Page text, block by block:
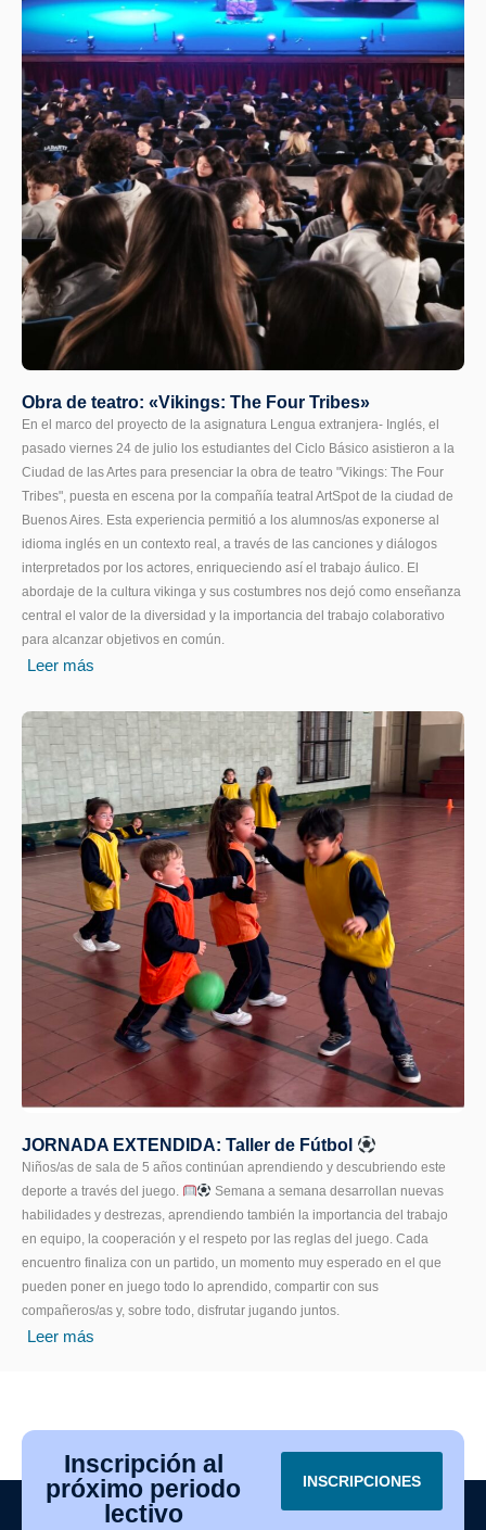
Obra de teatro: «Vikings: The Four Tribes»
En el marco del proyecto de la asignatura Lengua extranjera- Inglés, el
pasado viernes 24 de julio los estudiantes del Ciclo Básico asistieron a la
Ciudad de las Artes para presenciar la obra de teatro "Vikings: The Four
Tribes", puesta en escena por la compañía teatral ArtSpot de la ciudad de
Buenos Aires. Esta experiencia permitió a los alumnos/as exponerse al
idioma inglés en un contexto real, a través de las canciones y diálogos
interpretados por los actores, enriqueciendo así el trabajo áulico. El
abordaje de la cultura vikinga y sus costumbres nos dejó como enseñanza
central el valor de la diversidad y la importancia del trabajo colaborativo
para alcanzar objetivos en común.
Leer más
JORNADA EXTENDIDA: Taller de Fútbol
Niños/as de sala de 5 años continúan aprendiendo y descubriendo este
deporte a través del juego.
Semana a semana desarrollan nuevas
habilidades y destrezas, aprendiendo también la importancia del trabajo
en equipo, la cooperación y el respeto por las reglas del juego. Cada
encuentro finaliza con un partido, un momento muy esperado en el que
pueden poner en juego todo lo aprendido, compartir con sus
compañeros/as y, sobre todo, disfrutar jugando juntos.
Leer más
Inscripción al
próximo periodo
lectivo
INSCRIPCIONES